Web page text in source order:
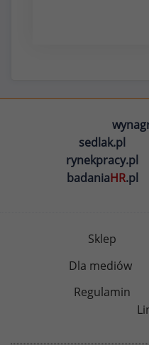
sedlak.pl
rynekpracy.pl
badaniaHR.pl
Sklep
Dla mediów
Regulamin